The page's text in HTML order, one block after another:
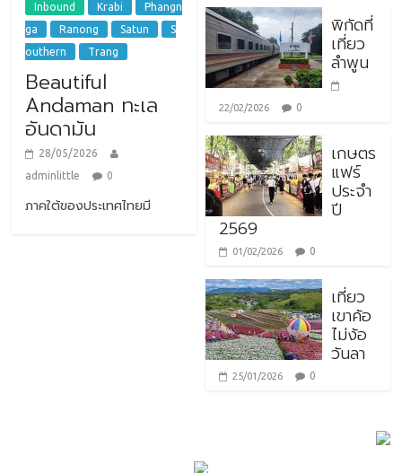
Inbound Krabi
Phangn
ga
Ranong Satun
S
outhern
Trang
Beautiful
Andaman ทะเล
อันดามัน
28/05/2026
adminlittle
0
ภาคใต้ของประเทศไทยมี
พิกัดที่
เที่ยว
ลำพูน
22/02/2026 0
เกษตร
แฟร์
ประจำ
ปี
2569
01/02/2026 0
เที่ยว
เขาค้อ
ไม่ง้อ
วันลา
25/01/2026 0